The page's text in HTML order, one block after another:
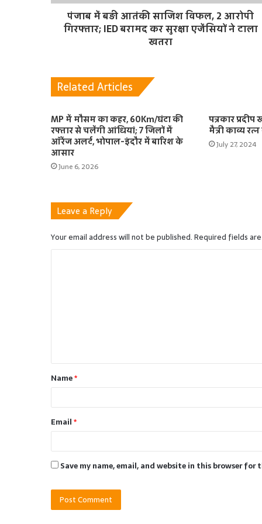
पंजाब में बड़ी आतंकी साजिश विफल, 2 आरोपी
गिरफ्तार; IED बरामद कर सुरक्षा एजेंसियों ने टाला
खतरा
Related Articles
MP में मौसम का कहर, 60Km/घंटा की
रफ्तार से चलेंगी आंधियां; 7 जिलों में
ऑरेंज अलर्ट, भोपाल-इंदौर में बारिश के
आसार
June 6, 2026
पत्रकार
मैत्री काव्य
July 27, 2024
Leave a Reply
Your email address will not be published.Required fields
t
*Name*
Email*
Save my name, email, and website in this browser